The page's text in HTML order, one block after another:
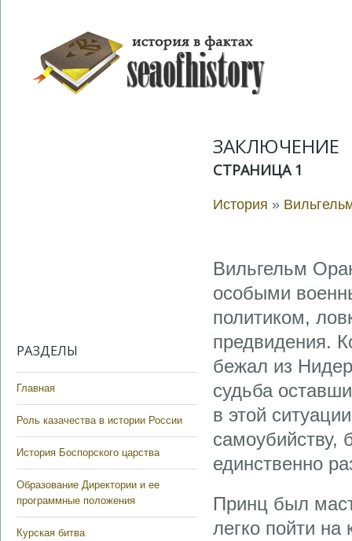
РАЗДЕЛЫ
Главная
Роль казачества в истории России
История Боспорского царства
Образование Директории и ее
программные положения
Курская битва
ЗАКЛЮЧЕНИЕ
СТРАНИЦА 1
История »
Вильгельм
особыми
политиком,
предвидения.
бежал из
судьба
в этой
самоубийству,
единственно
Принц был
легко пойти